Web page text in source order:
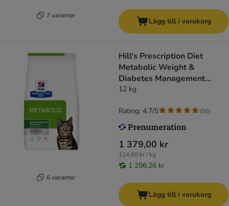
7 varianter
Lägg till i varukorg
6 varianter
Hill's Prescription Diet
Metabolic Weight &
Diabetes Management
Chicken
12 kg
1 379,00 kr
114,90 kr / kg
1 296,26 kr
Rating: 4.7/5 (56)
Lägg till i varukorg